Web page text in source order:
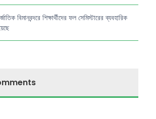
বিমানবন্দরে শিক্ষার্থীদের ফল সেমিস্টারের ব্যবহারিক